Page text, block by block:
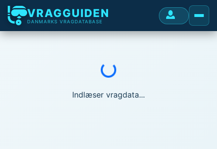
VRAGGUIDEN
DANMARKS VRAGDATABASE
Indlæser...
Indlæser vragdata...